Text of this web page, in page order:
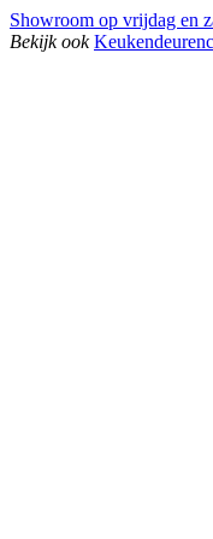
Showroom op vrijdag en
Bekijk ook